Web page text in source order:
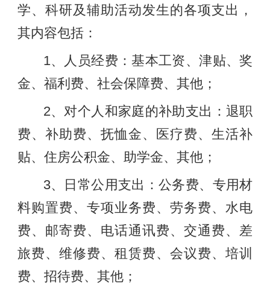
学、科研及辅助活动发生的各项支出，
其内容包括：
1、人员经费：基本工资、津贴、奖
金、福利费、社会保障费、其他；
2、对个人和家庭的补助支出：退职
费、补助费、抚恤金、医疗费、生活补
贴、住房公积金、助学金、其他；
3、日常公用支出：公务费、专用材
料购置费、专项业务费、劳务费、水电
费、邮寄费、电话通讯费、交通费、差
旅费、维修费、租赁费、会议费、培训
费、招待费、其他；